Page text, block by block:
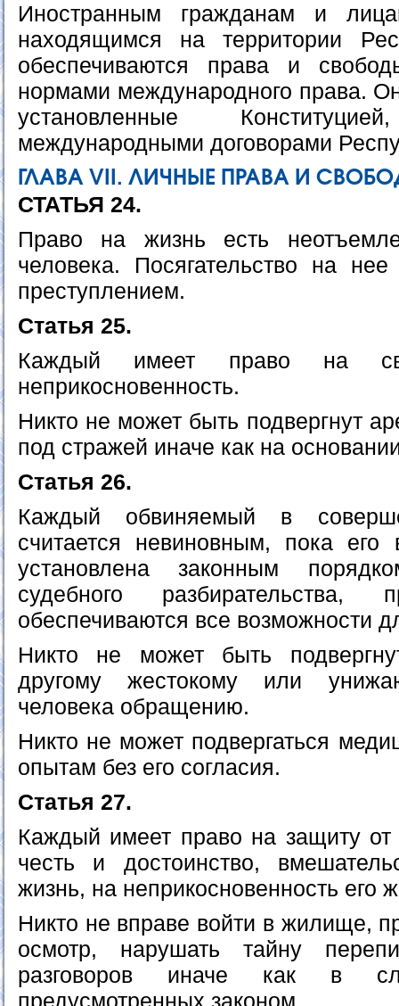
Иностранным гражданам и
находящимся на территории
обеспечиваются права и
нормами международного права.
установленные
международными договорами
ГЛАВА VII. ЛИЧНЫЕ ПРАВА И
СТАТЬЯ 24.
Право на жизнь есть
человека. Посягательство на
преступлением.
Статья 25.
Каждый имеет право на
неприкосновенность.
Никто не может быть подвергнут
под стражей иначе как на
Статья 26.
Каждый обвиняемый в
считается невиновным, пока его
установлена законным
судебного
обеспечиваются все возможности
Никто не может быть
другому жестокому или
человека обращению.
Никто не может подвергаться
опытам без его согласия.
Статья 27.
Каждый имеет право на защиту от
честь и достоинство,
жизнь, на неприкосновенность его
Никто не вправе войти в жилище,
осмотр, нарушать тайну
разговоров иначе как в
предусмотренных законом.